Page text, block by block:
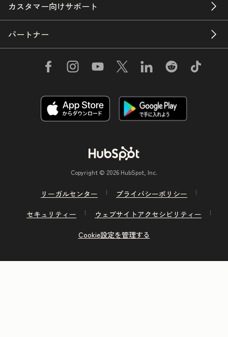
カスタマー向けサポート
パートナー
Copyright © 2026 HubSpot, Inc.
リーガルセンター
プライバシーポリシー
セキュリティー
ウェブサイトアクセシビリティー
Cookie設定を管理する